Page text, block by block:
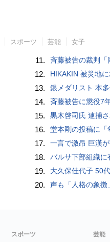
スポーツ 芸能 女子
11. 斉藤被告の裁判「
12. HIKAKIN 被災地
13. 銀メダリスト 本
14. 斉藤被告に懲役7
15. 黒木啓司氏 逮捕
16. 堂本剛の投稿に「
17. 一言で激昂 巨漢
18. バルサ下部組織に
19. 大久保佳代子 50
20. 声も「人格の象徴
スポーツ 芸能